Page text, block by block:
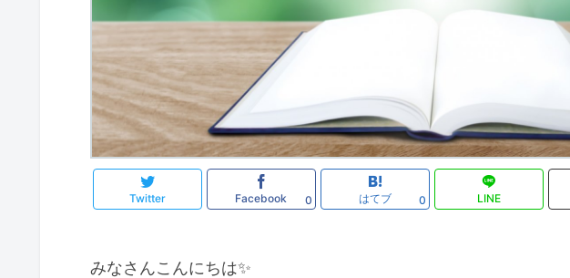
Twitter Facebook 0 はてブ 0 LINE
みなさんこんにちは✨